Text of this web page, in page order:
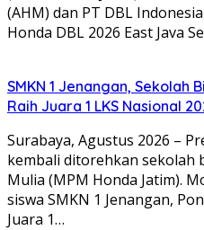
(AHM) dan PT DBL
Honda DBL 2026 East Java
SMKN 1 Jenangan, Sekolah
Raih Juara 1 LKS Nasional
Surabaya, Agustus 2026 –
kembali ditorehkan sekolah
Mulia (MPM Honda Jatim).
siswa SMKN 1 Jenangan,
Juara 1…